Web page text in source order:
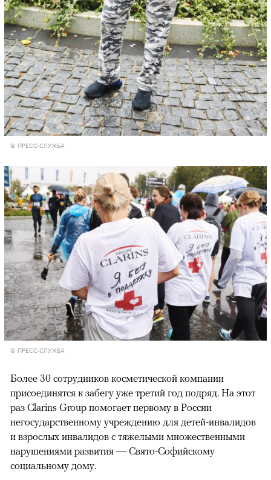
© ПРЕСС-СЛУЖБА
© ПРЕСС-СЛУЖБА
Более 30 сотрудников косметической компании
присоединятся к забегу уже третий год подряд. На этот
раз Clarins Group помогает первому в России
негосударственному учреждению для детей-инвалидов
и взрослых инвалидов с тяжелыми множественными
нарушениями развития — Свято-Софийскому
социальному дому.